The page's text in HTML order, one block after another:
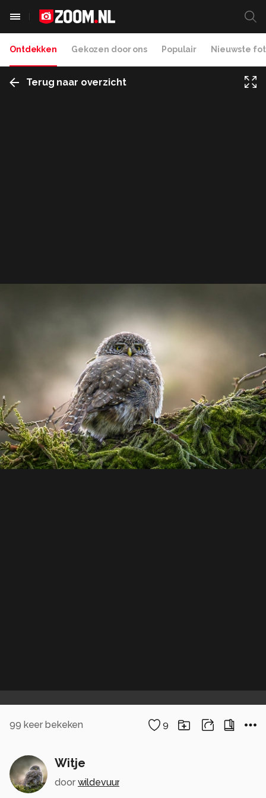
Ontdekken Gekozen door ons Populair Nieuwste
Terug naar overzicht
99 keer bekeken 9
Witje
door wildevuur